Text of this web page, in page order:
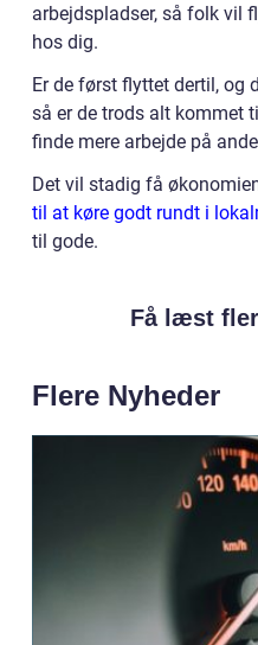
arbejdspladser, så folk vil
hos dig.
Er de først flyttet dertil, og
så er de trods alt kommet
finde mere arbejde på
Det vil stadig få
til at køre godt rundt i
til gode.
Få læst
Flere Nyheder